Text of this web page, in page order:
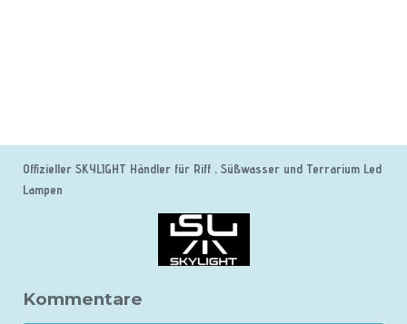
Offizieller SKYLIGHT Händler für Riff , Süßwasser und Terrarium Led
Lampen
Kommentare